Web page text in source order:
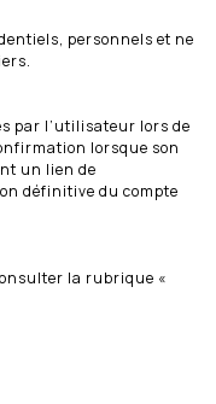
personnels et ne
par l’utilisateur lors de
lorsque son
un lien de
définitive du compte
la rubrique «